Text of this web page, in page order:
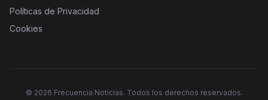
Políticas de Privacidad
Cookies
© 2026 Frecuencia Noticias. Todos los derechos reservados.